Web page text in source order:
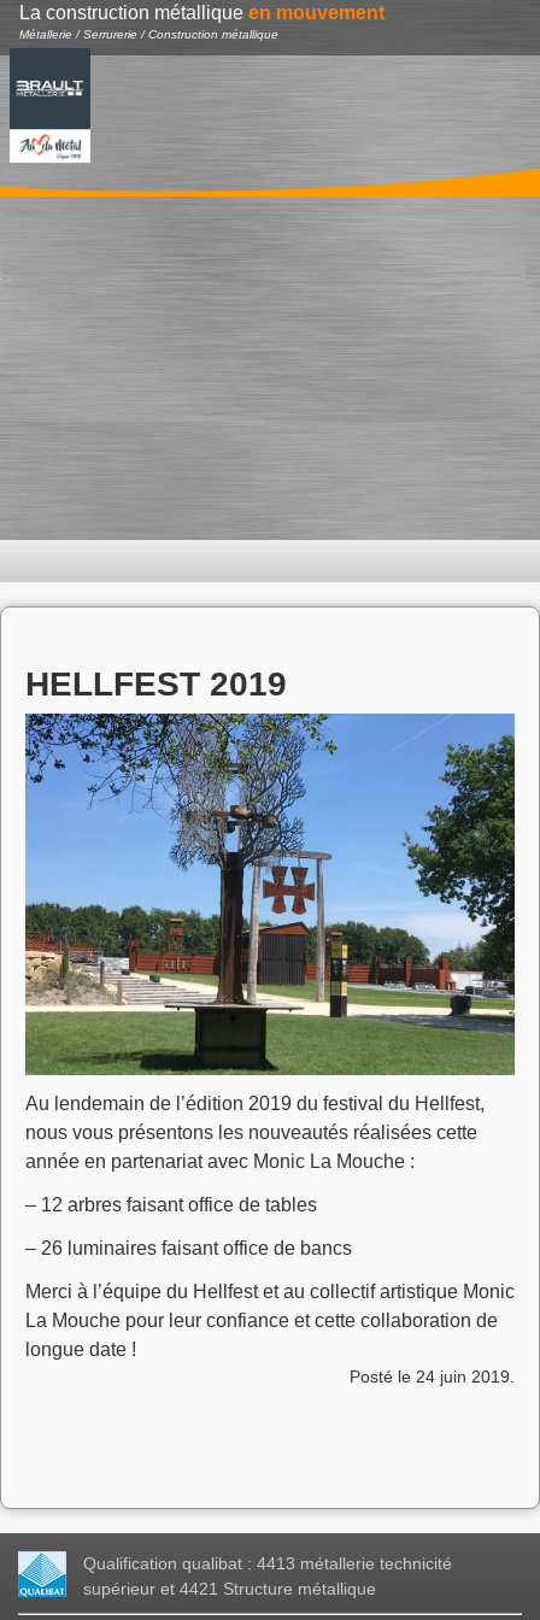
La construction métallique en mouvement
Métallerie / Serrurerie / Construction métallique
HELLFEST 2019
Au lendemain de l’édition 2019 du festival du Hellfest,
nous vous présentons les nouveautés réalisées cette
année en partenariat avec Monic La Mouche :
– 12 arbres faisant office de tables
– 26 luminaires faisant office de bancs
Merci à l’équipe du Hellfest et au collectif artistique Monic
La Mouche pour leur confiance et cette collaboration de
longue date !
Posté le 24 juin 2019.
Qualification qualibat : 4413 métallerie technicité
supérieur et 4421 Structure métallique